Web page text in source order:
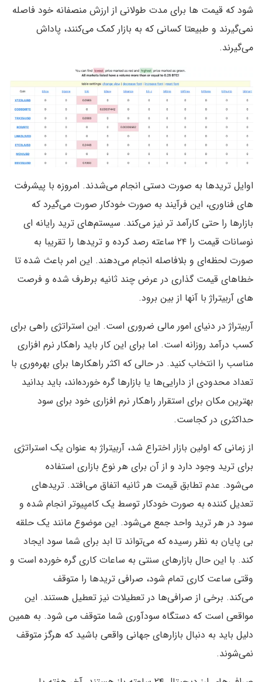
شود که قیمت ها برای مدت طولانی از ارزش منصفانه خود فاصله
نمی‌گیرند و طبیعتا کسانی که به بازار کمک می‌کنند، پاداش
می‌گیرند.
اوایل ترید‌ها به صورت دستی انجام می‌شدند. امروزه با پیشرفت
های فناوری، این فرآیند به صورت خودکار صورت می‌گیرد که
بازارها را حتی کارآمد تر نیز می‌کند. سیستم‌های ترید رایانه ای
نوسانات قیمت را ۲۴ ساعته رصد کرده و ترید‌ها را تقریبا به
صورت لحظه‌ای و بلا‌فاصله انجام می‌دهند. این امر باعث شده تا
خطاهای قیمت گذاری در عرض چند ثانیه برطرف شده و فرصت
های آربیتراژ با آنها از بین برود.
آربیتراژ در دنیای امور مالی ضروری است. این استراتژی راهی برای
کسب درآمد روزانه است. اما برای این کار باید راهکار نرم افزاری
مناسب را انتخاب کنید. در حالی که اکثر راهکار‌ها برای بهره‌وری با
تعداد محدودی از دارایی‌ها یا بازارها گره خورده‌اند، باید بدانید
بهترین مکان برای استقرار راهکار نرم افزاری خود برای سود
حداکثری در کجاست.
از زمانی که اولین بازار اختراع شد، آربیتراژ به عنوان یک استراتژی
برای ترید وجود دارد و از آن برای هر نوع بازاری استفاده
می‌شود. عدم تطابق قیمت هر ثانیه اتفاق می‌افتد. ترید‌های
تعدیل کننده به صورت خودکار توسط یک کامپیوتر انجام شده و
سود در هر ترید واحد جمع می‌شود. این موضوع مانند یک حلقه
بی پایان به نظر رسیده که می‌تواند تا ابد برای شما سود ایجاد
کند. با این حال بازارهای سنتی به ساعات کاری گره خورده است و
وقتی ساعت کاری تمام شود، صرافی ترید‌ها را متوقف
می‌کند. برخی از صرافی‌ها در تعطیلات نیز تعطیل هستند. این
مواقعی است که دستگاه سودآوری شما متوقف می شود. به همین
دلیل باید به دنبال بازارهای جهانی واقعی باشید که هرگز متوقف
نمی‌شوند.